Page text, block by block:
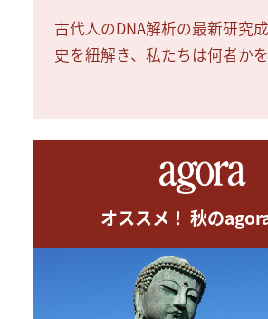
古代人のDNA解析の最新研究
史を紐解き、私たちは何者かを
オススメ！ 秋の